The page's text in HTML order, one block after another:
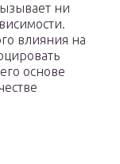
ни
влияния на
основе